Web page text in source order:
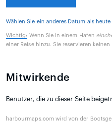
Wählen Sie ein anderes Datum als heute
Wichtig: Wenn Sie in einem Hafen
einer Reise hinzu. Sie reservieren keinen
Mitwirkende
Benutzer, die zu dieser Seite
harbourmaps.com wird von der